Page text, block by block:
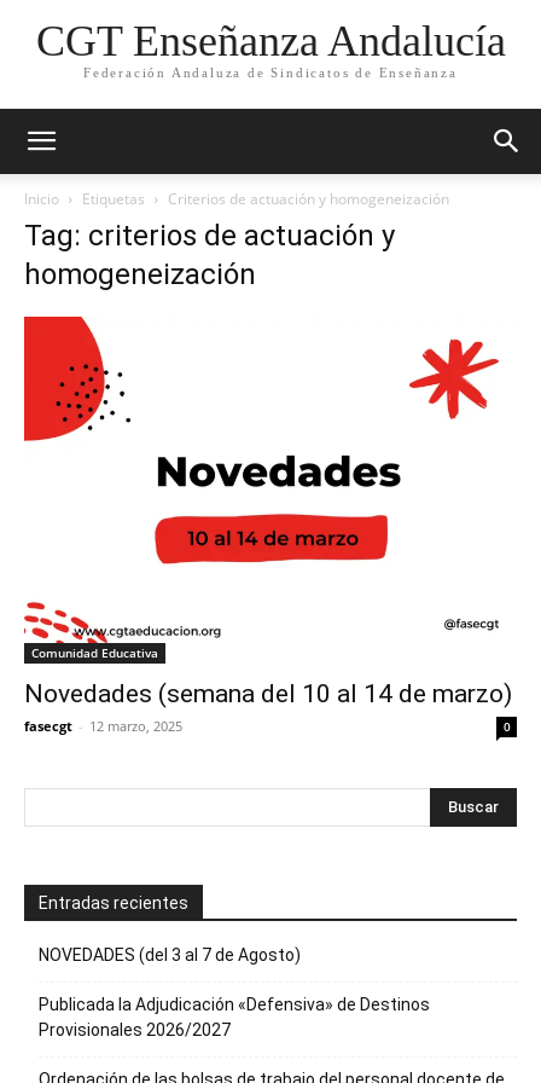
CGT Enseñanza Andalucía
Federación Andaluza de Sindicatos de Enseñanza
Inicio Etiquetas Criterios de actuación y homogeneización
Tag: criterios de actuación y
homogeneización
Comunidad Educativa
Novedades (semana del 10 al 14 de marzo)
fasecgt - 12 marzo, 2025 0
Entradas recientes
NOVEDADES (del 3 al 7 de Agosto)
Publicada la Adjudicación «Defensiva» de Destinos
Provisionales 2026/2027